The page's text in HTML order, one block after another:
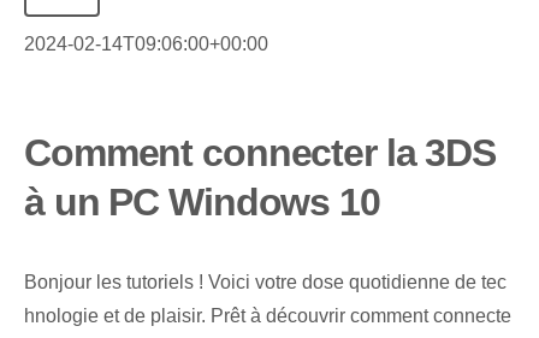
2024-02-14T09:06:00+00:00
Comment connecter la 3DS
à un PC Windows 10
Bonjour les tutoriels ! Voici votre dose quotidienne de tec
hnologie et de plaisir. Prêt à découvrir comment connecte